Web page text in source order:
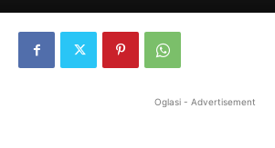
Oglasi - Advertisement